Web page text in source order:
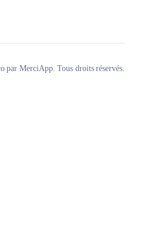
par MerciApp. Tous droits réservés.